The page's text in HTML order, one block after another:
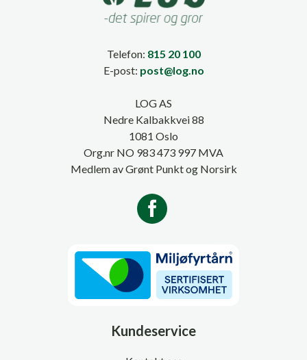
Telefon: 815 20 100
E-post: post@log.no
LOG AS
Nedre Kalbakkvei 88
1081 Oslo
Org.nr NO 983 473 997 MVA
Medlem av Grønt Punkt og Norsirk
Kundeservice